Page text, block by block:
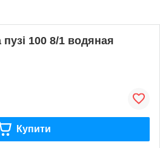
100 8/1 водяная
Купити